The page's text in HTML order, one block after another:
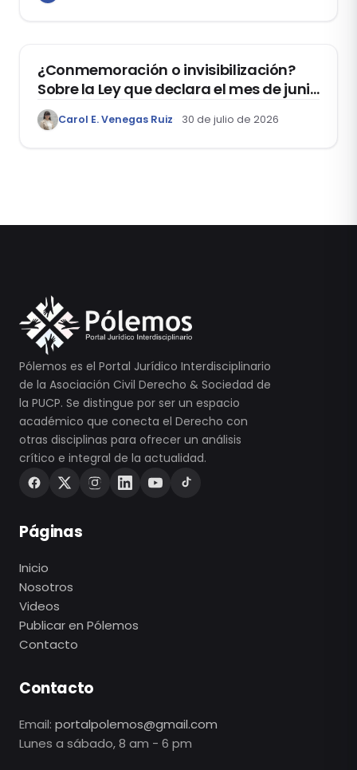
¿Conmemoración o invisibilización?
Sobre la Ley que declara el mes de junio
como el “Mes de la Vida y la Familia”
Carol E. Venegas Ruiz 30 de julio de 2026
Pólemos es el Portal Jurídico Interdisciplinario
de la Asociación Civil Derecho & Sociedad de
la PUCP. Se distingue por ser un espacio
académico que conecta el Derecho con
otras disciplinas para ofrecer un análisis
crítico e integral de la actualidad.
Páginas
Inicio
Nosotros
Videos
Publicar en Pólemos
Contacto
Contacto
Email: portalpolemos@gmail.com
Lunes a sábado, 8 am - 6 pm